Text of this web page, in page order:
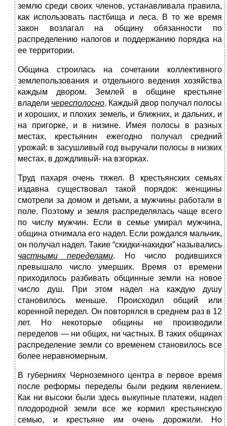
землю среди своих членов, устанавливала правила,
как использовать пастбища и леса. В то же время
закон возлагал на общину обязанности по
распределению налогов и поддержанию порядка на
ее территории.
Община строилась на сочетании коллективного
землепользования и отдельного ведения хозяйства
каждым двором. Землей в общине крестьяне
владели чересполосно. Каждый двор получал полосы
и хороших, и плохих земель, и ближних, и дальних, и
на пригорке, и в низине. Имея полосы в разных
местах, крестьянин ежегодно получал средний
урожай: в засушливый год выручали полосы в низких
местах, в дождливый- на взгорках.
Труд пахаря очень тяжел. В крестьянских семьях
издавна существовал такой порядок: женщины
смотрели за домом и детьми, а мужчины работали в
поле. Поэтому и земля распределялась чаще всего
по числу мужчин. Если в семье умирал мужчина,
община отнимала его надел. Если рождался мальчик,
он получал надел. Такие “скидки-накидки” назывались
частными переделами. Но число родившихся
превышало число умерших. Время от времени
приходилось разбивать общинные земли на новое
число душ. При этом надел на каждую душу
становилось меньше. Происходил общий или
коренной передел. Он повторялся в среднем раз в 12
лет. Но некоторые общины не производили
переделов — ни общих, ни частных. В таких общинах
распределение земли со временем становилось все
более неравномерным.
В губерниях Черноземного центра в первое время
после реформы переделы были редким явлением.
Как ни высоки были здесь выкупные платежи, надел
плодородной земли все же кормил крестьянскую
семью, и крестьяне им очень дорожили. Но